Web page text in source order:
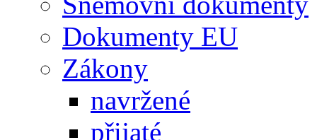
Dokumenty EU
Zákony
navržené
přijaté